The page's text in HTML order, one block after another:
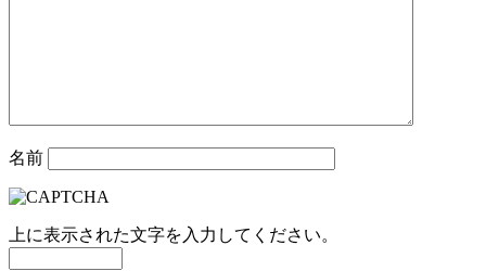
名前
上に表示された文字を入力してください。